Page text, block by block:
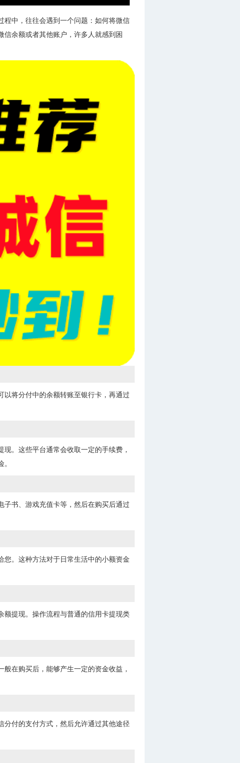
程中，往往会遇到一个问题：如何将微信
余额或者其他账户，许多人就感到困
将分付中的余额转账至银行卡，再通过
。这些平台通常会收取一定的手续费，
书、游戏充值卡等，然后在购买后通过
。这种方法对于日常生活中的小额资金
额提现。操作流程与普通的信用卡提现类
在购买后，能够产生一定的资金收益，
分付的支付方式，然后允许通过其他途径